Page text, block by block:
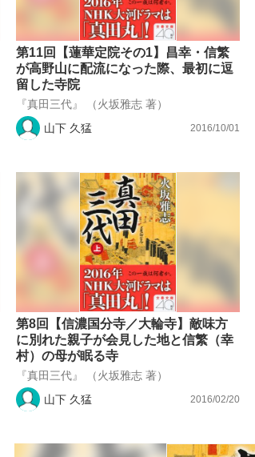
第11回【蓮華定院その1】昌幸・信繁
が高野山に配流になった際、最初に逗
留した寺院
『真田三代』 （火坂雅志 著）
山下 久猛
2016/10/01
第8回【信濃国分寺／大輪寺】敵味方
に別れた親子が会見した地と信繁（幸
村）の母が眠る寺
『真田三代』 （火坂雅志 著）
山下 久猛
2016/02/20